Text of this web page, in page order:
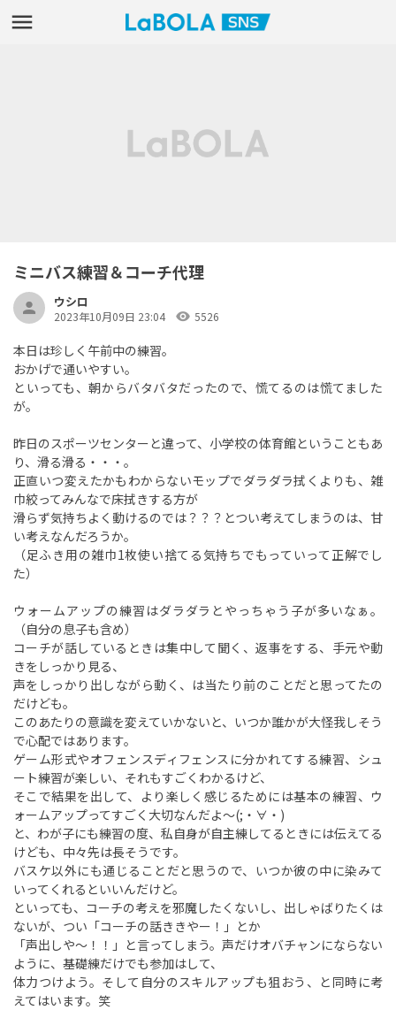
ミニバス練習＆コーチ代理
ウシロ
2023年10月09日 23:04 visibility 5526
本日は珍しく午前中の練習。
おかげで通いやすい。
といっても、朝からバタバタだったので、慌てるのは慌てました
が。
昨日のスポーツセンターと違って、小学校の体育館ということもあ
り、滑る滑る・・・。
正直いつ変えたかもわからないモップでダラダラ拭くよりも、雑
巾絞ってみんなで床拭きする方が
滑らず気持ちよく動けるのでは？？？とつい考えてしまうのは、甘
い考えなんだろうか。
（足ふき用の雑巾1枚使い捨てる気持ちでもっていって正解でし
た）
ウォームアップの練習はダラダラとやっちゃう子が多いなぁ。
（自分の息子も含め）
コーチが話しているときは集中して聞く、返事をする、手元や動
きをしっかり見る、
声をしっかり出しながら動く、は当たり前のことだと思ってたの
だけども。
このあたりの意識を変えていかないと、いつか誰かが大怪我しそう
で心配ではあります。
ゲーム形式やオフェンスディフェンスに分かれてする練習、シュ
ート練習が楽しい、それもすごくわかるけど、
そこで結果を出して、より楽しく感じるためには基本の練習、ウ
ォームアップってすごく大切なんだよ～(;・∀・)
と、わが子にも練習の度、私自身が自主練してるときには伝えてる
けども、中々先は長そうです。
バスケ以外にも通じることだと思うので、いつか彼の中に染みて
いってくれるといいんだけど。
といっても、コーチの考えを邪魔したくないし、出しゃばりたくは
ないが、つい「コーチの話ききやー！」とか
「声出しや～！！」と言ってしまう。声だけオバチャンにならない
ように、基礎練だけでも参加はして、
体力つけよう。そして自分のスキルアップも狙おう、と同時に考
えてはいます。笑